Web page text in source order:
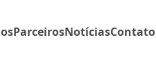
ParceirosNotíciasContato